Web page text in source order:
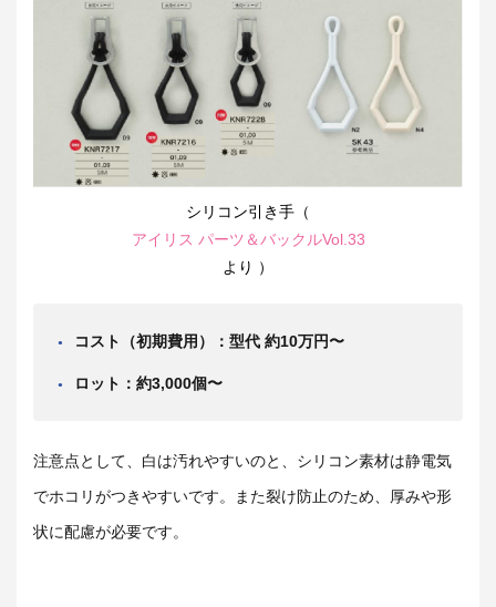
シリコン引き手（
アイリス パーツ＆バックルVol.33
より ）
コスト（初期費用）：型代 約10万円〜
ロット：約3,000個〜
注意点として、白は汚れやすいのと、シリコン素材は静電気
でホコリがつきやすいです。また裂け防止のため、厚みや形
状に配慮が必要です。